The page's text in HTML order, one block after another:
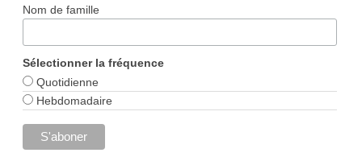
Nom de famille
Sélectionner la fréquence
Quotidienne
Hebdomadaire